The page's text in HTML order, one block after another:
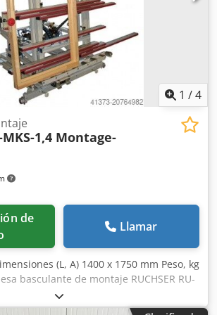
de polvo Presión de trabajo: 6/7
3600 x 1700 x 1000 mm (alto)
1 /4
MKS-1,4 Montage-
Llamar
(L, A) 1400 x 1750 mm Peso, kg
basculante de montaje RUCHSER RU-
de trabajo de uso universal, por
de marcos, montaje de cajones